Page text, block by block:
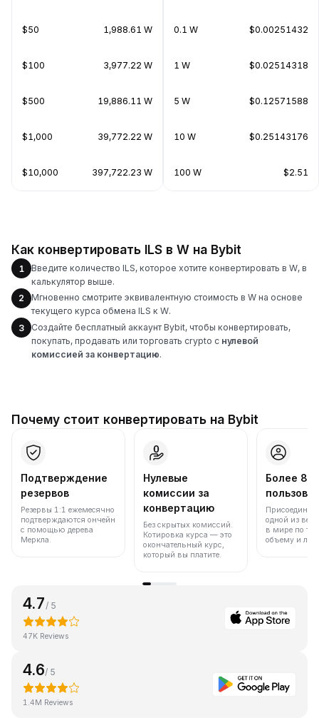
$50 1,988.61 W
$100 3,977.22 W
$500 19,886.11 W
$1,000 39,772.22 W
$10,000 397,722.23 W
0.1 W $0.00251432
1 W $0.02514318
5 W $0.12571588
10 W $0.25143176
100 W $2.51
Как конвертировать ILS в W на Bybit
1
Введите количество ILS, которое хотите конвертировать в W, в
калькулятор выше.
2
Мгновенно смотрите эквивалентную стоимость в W на основе
текущего курса обмена ILS к W.
3
Создайте бесплатный аккаунт Bybit, чтобы конвертировать,
покупать, продавать или торговать crypto с нулевой
комиссией за конвертацию.
Почему стоит конвертировать на Bybit
Подтверждение
резервов
Резервы 1:1 ежемесячно
подтверждаются ончейн
с помощью дерева
Меркла.
Нулевые
комиссии за
конвертацию
Без скрытых комиссий.
Котировка курса — это
окончательный курс,
который вы платите.
Более 86
одной из
в мире по
объему и
4.7 / 5
47K Reviews
4.6/ 5
1.4M Reviews